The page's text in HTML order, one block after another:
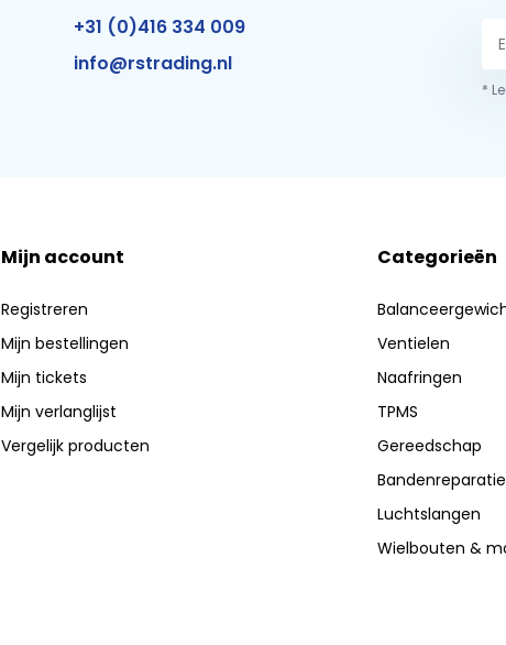
+31 (0)416 334 009
info@rstrading.nl
*
Mijn account
Registreren
Mijn bestellingen
Mijn tickets
Mijn verlanglijst
Vergelijk producten
Categorieën
Ventielen
Naafringen
TPMS
Gereedschap
Bandenreparatie
Luchtslangen
Wielbouten &